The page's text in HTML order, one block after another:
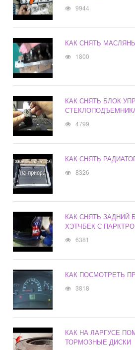
9944
КАК СНЯТЬ
1800
КАК СНЯТЬ БЛОК
4799
КАК СНЯТЬ
8326
КАК СНЯТЬ ЗАДНИЙ
ХЭТЧБЕК С
6381
КАК ПОСМОТРЕТЬ
3818
КАК НА ЛАРГУСЕ
ТОРМОЗНЫЕ ДИСКИ